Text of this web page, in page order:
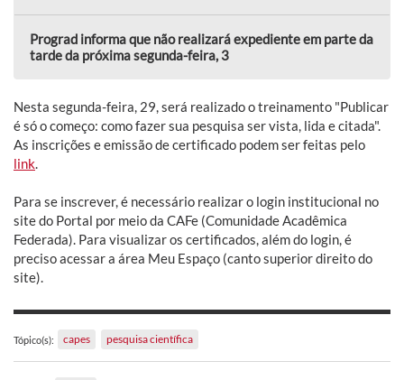
Prograd informa que não realizará expediente em parte da
tarde da próxima segunda-feira, 3
Nesta segunda-feira, 29, será realizado o treinamento "Publicar
é só o começo: como fazer sua pesquisa ser vista, lida e citada".
As inscrições e emissão de certificado podem ser feitas pelo
link
Para se inscrever, é necessário realizar o login institucional no
site do Portal por meio da CAFe (Comunidade Acadêmica
Federada). Para visualizar os certificados, além do login, é
preciso acessar a área Meu Espaço (canto superior direito do
site).
Tópico(s): capes pesquisa científica